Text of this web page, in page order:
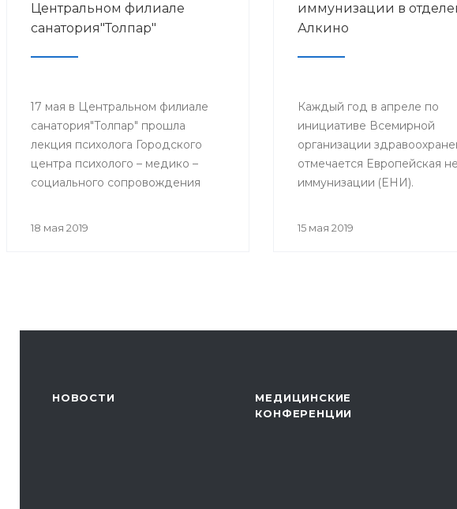
Центральном филиале
санатория"Толпар"
17 мая в Центральном филиале
санатория"Толпар" прошла
лекция психолога Городского
центра психолого – медико –
социального сопровождения
18 мая 2019
иммунизации в
Алкино
Каждый год в апреле по
инициативе Всемирной
организации
отмечается Европейская
иммунизации (ЕНИ).
15 мая 2019
НОВОСТИ
МЕДИЦИНСКИЕ
КОНФЕРЕНЦИИ